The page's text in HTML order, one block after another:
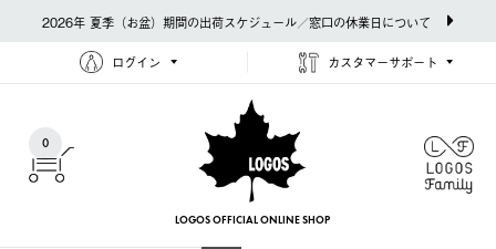
2026年 夏季（お盆）期間の出荷スケジュール／窓口の休業日について
ログイン カスタマーサポート
0
LOGOS OFFICIAL ONLINE SHOP